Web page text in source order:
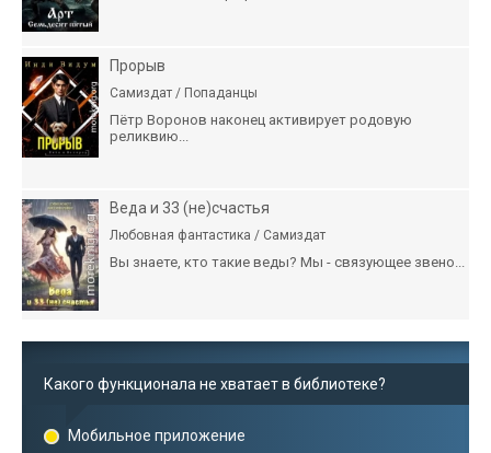
Прорыв
Самиздат / Попаданцы
Пётр Воронов наконец активирует родовую
реликвию...
Веда и 33 (не)счастья
Любовная фантастика / Самиздат
Вы знаете, кто такие веды? Мы - связующее звено...
Какого функционала не хватает в библиотеке?
Мобильное приложение